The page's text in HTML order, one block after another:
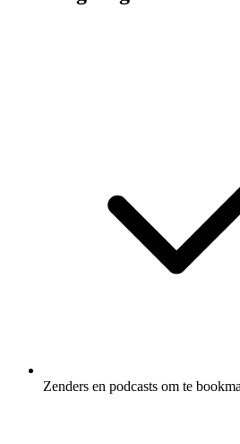
Zenders en podcasts om te